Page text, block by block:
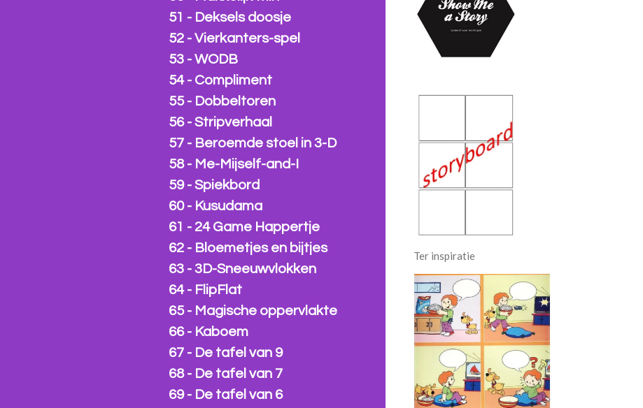
Ter inspiratie
51 - Deksels doosje
52 - Vierkanters-spel
53 - WODB
54 - Compliment
55 - Dobbeltoren
56 - Stripverhaal
57 - Beroemde stoel in 3-D
58 - Me-Mijself-and-I
59 - Spiekbord
60 - Kusudama
61 - 24 Game Happertje
62 - Bloemetjes en bijtjes
63 - 3D-Sneeuwvlokken
64 - FlipFlat
65 - Magische oppervlakte
66 - Kaboem
67 - De tafel van 9
68 - De tafel van 7
69 - De tafel van 6